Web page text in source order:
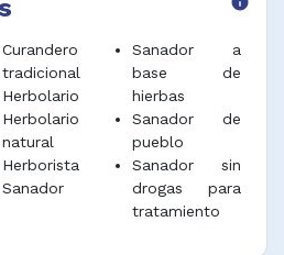
Curandero
tradicional
Herbolario
Herbolario
natural
Herborista
Sanador
Sanador a
base de
hierbas
Sanador de
pueblo
Sanador sin
drogas para
tratamiento